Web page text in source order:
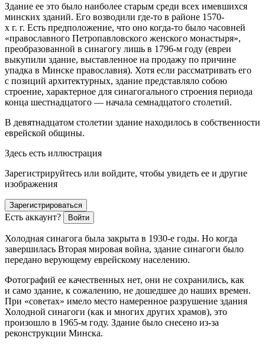
Здание ее это было наиболее старым среди всех имевшихся
минских зданий. Его возводили где-то в районе 1570-
х г. г. Есть предположение, что оно когда-то было часовней
«православного Петропавловского женского монастыря»,
преобразованной в синагогу лишь в 1796-м году (евреи
выкупили здание, выставленное на продажу по причине
упадка в Минске православия). Хотя если рассматривать его
с позиций архитектурных, здание представляло собою
строение, характерное для синагогального строения периода
конца шестнадцатого — начала семнадцатого столетий.
В девятнадцатом столетии здание находилось в собственности
еврейской общины.
Здесь есть иллюстрация
Зарегистрируйтесь или войдите, чтобы увидеть ее и другие
изображения
Зарегистрироваться
Есть аккаунт? Войти
Холодная синагога была закрыта в 1930-е годы. Но когда
завершилась Вторая мировая война, здание синагоги было
передано верующему еврейскому населению.
Фотографий ее качественных нет, они не сохранились, как
и само здание, к сожалению, не дошедшее до наших времен.
При «советах» имело место намеренное разрушение здания
Холодной синагоги (как и многих других храмов), это
произошло в 1965-м году. Здание было снесено из-за
реконструкции Минска.